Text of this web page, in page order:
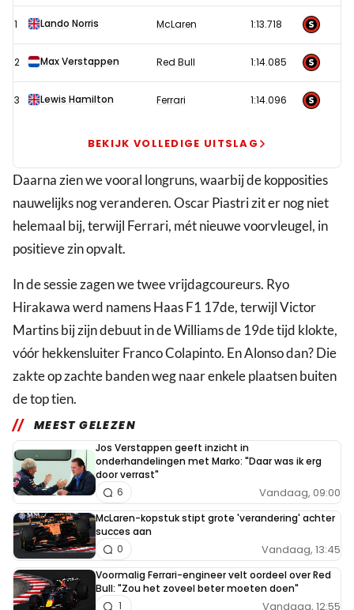
opent
op
gepaste
van
Spanje
1 Lando Norris McLaren 1:13.718
2 Max Verstappen Red Bull 1:14.085
3 Lewis Hamilton Ferrari 1:14.096
BEKIJK VOLLEDIGE UITSLAG
Daarna zien we vooral longruns, waarbij de kopposities
nauwelijks nog veranderen. Oscar Piastri zit er nog niet
helemaal bij, terwijl Ferrari, mét nieuwe voorvleugel, in
positieve zin opvalt.
In de sessie zagen we twee vrijdagcoureurs. Ryo
Hirakawa werd namens Haas F1 17de, terwijl Victor
Martins bij zijn debuut in de Williams de 19de tijd klokte,
vóór hekkensluiter Franco Colapinto. En Alonso dan? Die
zakte op zachte banden weg naar enkele plaatsen buiten
de top tien.
MEEST GELEZEN
Jos Verstappen geeft inzicht in
onderhandelingen met Marko: "Daar was ik erg
door verrast"
Vandaag, 09:00
6
McLaren-kopstuk stipt grote 'verandering' achter
succes aan
Vandaag, 13:45
0
Voormalig Ferrari-engineer velt oordeel over Red
Bull: "Zou het zoveel beter moeten doen"
Vandaag, 12:55
1